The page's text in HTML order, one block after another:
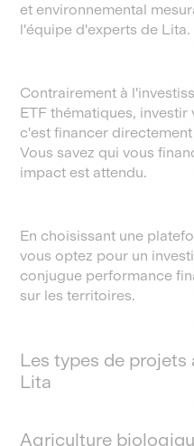
et environnemental
l'équipe d'experts de Lita.
Contrairement à
ETF thématiques,
c'est financer
Vous savez qui vous
impact est attendu.
En choisissant une
vous optez pour un
conjugue performance
sur les territoires.
Les types de
Lita
Agriculture